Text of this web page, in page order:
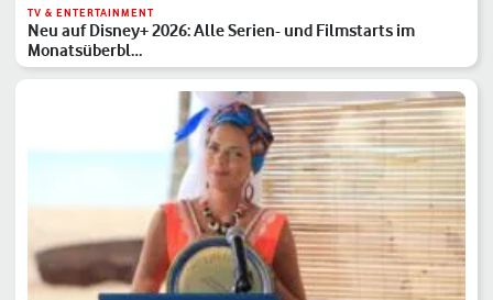
TV & ENTERTAINMENT
Neu auf Disney+ 2026: Alle Serien- und Filmstarts im
Monatsüberbl…